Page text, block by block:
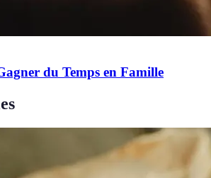
du Temps en Famille